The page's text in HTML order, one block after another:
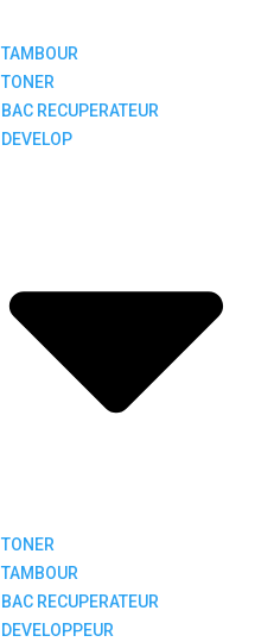
TAMBOUR
TONER
BAC RECUPERATEUR
DEVELOP
TONER
TAMBOUR
BAC RECUPERATEUR
DEVELOPPEUR